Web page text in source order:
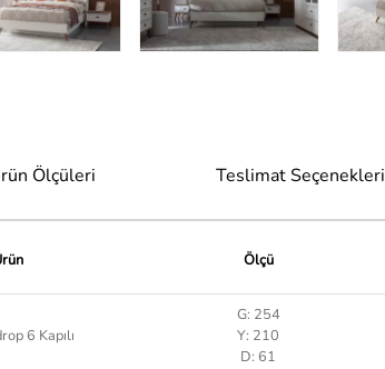
Ölçüleri Teslimat Seçenekleri
Ölçü
6 Kapılı
G: 254
Y: 210
D: 61